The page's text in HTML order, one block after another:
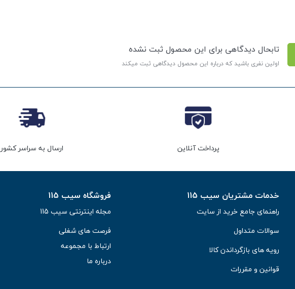
تابحال دیدگاهی برای این محصول ثبت نشده
اولین نفری باشید که درباره این محصول دیدگاهی ثبت میکند
پرداخت آنلاین ارسال به سراسر کشور
خدمات مشتریان سیب 115
راهنمای جامع خرید از سایت
سوالات متداول
رویه های بازگرداندن کالا
قوانین و مقررات
فروشگاه سیب 115
مجله اینترنتی سیب 115
فرصت های شغلی
ارتباط با مجموعه
درباره ما